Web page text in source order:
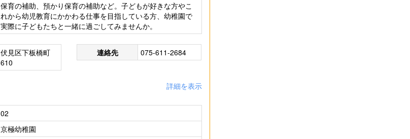
保育の補助、預かり保育の補助など。子どもが好きな方やこ
れから幼児教育にかかわる仕事を目指している方、幼稚園で
実際に子どもたちと一緒に過ごしてみませんか。
伏見区下板橋町
610
連絡先 075-611-2684
詳細を表示
02
京極幼稚園